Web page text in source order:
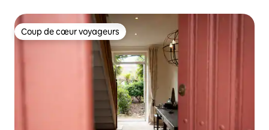
Coup de cœur voyageurs
Coup de cœur voyageurs